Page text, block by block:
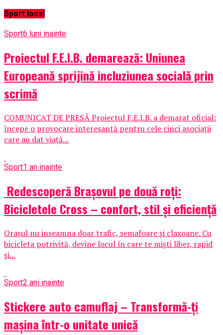
Sport local
Sport6 luni inainte
Proiectul F.E.I.B. demarează: Uniunea
Europeană sprijină incluziunea socială prin
scrimă
COMUNICAT DE PRESĂ Proiectul F.E.I.B. a demarat oficial:
începe o provocare interesantă pentru cele cinci asociații
care au dat viață...
Sport1 an inainte
Redescoperă Brașovul pe două roți:
Bicicletele Cross – confort, stil și eficiență
Orașul nu inseamna doar trafic, semafoare și claxoane. Cu
bicicleta potrivită, devine locul în care te miști liber, rapid
și...
Sport2 ani inainte
Stickere auto camuflaj – Transformă-ți
mașina într-o unitate unică